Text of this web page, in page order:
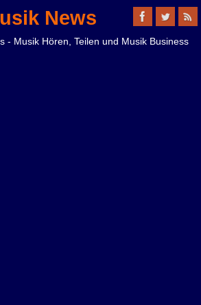
News
- Musik Hören, Teilen und Musik Business